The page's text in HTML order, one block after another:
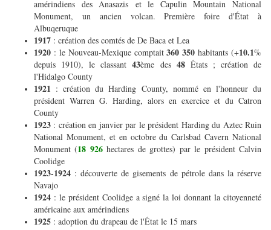
amérindiens des Anasazis et le Capulin Mountain National
Monument, un ancien volcan. Première foire d'État à
Albuqeruque
1917 : création des comtés de De Baca et Lea
1920 : le Nouveau-Mexique comptait360 350 habitants (+10.1%
depuis 1910), le classant43ème des 48 États ; création de
l'Hidalgo County
1921 : création du Harding County, nommé en l'honneur du
président Warren G. Harding, alors en exercice et du Catron
County
1923 : création en janvier par le président Harding du Aztec Ruin
National Monument, et en octobre du Carlsbad Cavern National
Monument (18 926hectares de grottes) par le président Calvin
Coolidge
1923-1924 : découverte de gisements de pétrole dans la réserve
Navajo
1924 : le président Coolidge a signé la loi donnant la citoyenneté
américaine aux amérindiens
1925 : adoption du drapeau de l'État le 15 mars